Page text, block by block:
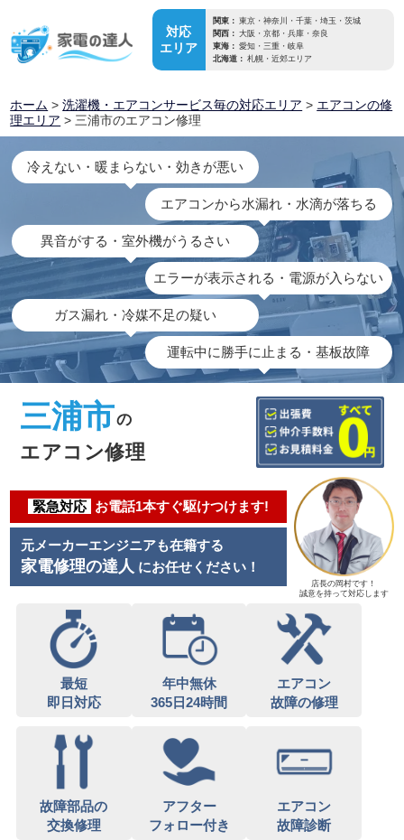
対応
エリア
関東： 東京・神奈川・千葉・埼玉・茨城
関西： 大阪・京都・兵庫・奈良
東海： 愛知・三重・岐阜
北海道： 札幌・近郊エリア
ホーム >洗濯機・エアコンサービス毎の対応エリア > エアコンの修
理エリア > 三浦市のエアコン修理
冷えない・暖まらない・効きが悪い
エアコンから水漏れ・水滴が落ちる
異音がする・室外機がうるさい
エラーが表示される・電源が入らない
ガス漏れ・冷媒不足の疑い
運転中に勝手に止まる・基板故障
三浦市の
エアコン修理
緊急対応 お電話1本すぐ駆けつけます!
元メーカーエンジニアも在籍する
家電修理の達人 にお任せください！
店長の岡村です！
誠意を持って対応します
最短
即日対応
年中無休
365日24時間
エアコン
故障の修理
故障部品の
交換修理
アフター
フォロー付き
エアコン
故障診断